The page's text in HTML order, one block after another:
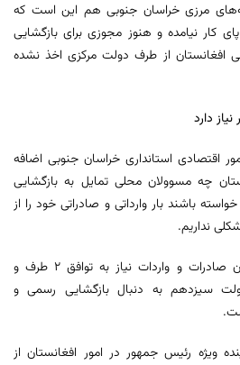
مرزی خراسان جنوبی هم این است که
کار نیامده و هنوز مجوزی برای بازگشایی
افغانستان از طرف دولت مرکزی اخذ نشده
اقتصادی استانداری خراسان جنوبی اضافه
چه مسوولان محلی تمایل به بازگشایی
باشند بار وارداتی و صادراتی خود را از
نداریم.
وی گفت: اما برای رسمی شدن صادرات و واردات نیاز به توافق ۲ طرف و
سیزدهم به دنبال بازگشایی رسمی و
ویژه رئیس جمهور در امور افغانستان از